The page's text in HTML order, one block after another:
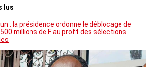
lus
: la présidence ordonne le déblocage de
millions de F au profit des sélections